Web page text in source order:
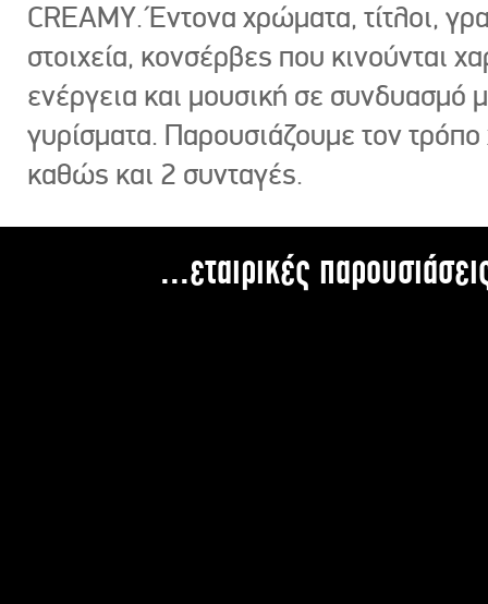
CREAMY. Έντονα χρώματα, τίτλοι,
στοιχεία, κονσέρβες που κινούνται
ενέργεια και μουσική σε συνδυασμό
γυρίσματα. Παρουσιάζουμε τον
καθώς και 2 συνταγές.
...εταιρικές